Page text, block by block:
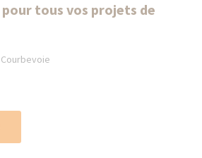
tous vos projets de